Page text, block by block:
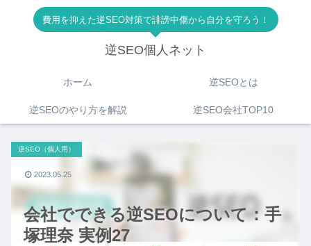
費用を抑えた逆SEO対策で誹謗中傷から自分を守ろう！
逆SEO個人ネット
ホーム 逆SEOとは
逆SEOのやり方を解説 逆SEO会社TOP10
会社でできる逆SEOについて：手
塚理奈 実例27
逆SEO（個人用）
2023.05.25